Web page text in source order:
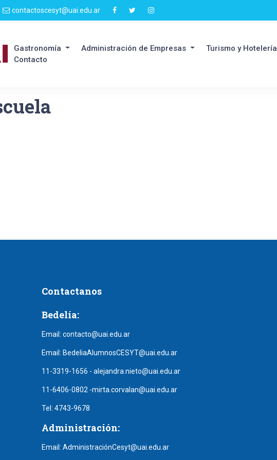
contactoscesyt@uai.edu.ar
Gastronomía Administración de Empresas Turismo y Hotelería
Contacto
Contactanos
Bedelía:
Email: contacto@uai.edu.ar
Email: BedeliaAlumnosCESYT@uai.edu.ar
11-3319-1656 - alejandra.nieto@uai.edu.ar
11-6406-0802 -mirta.corvalan@uai.edu.ar
Tel: 4743-9678
Administración:
Email: AdministraciónCesyt@uai.edu.ar